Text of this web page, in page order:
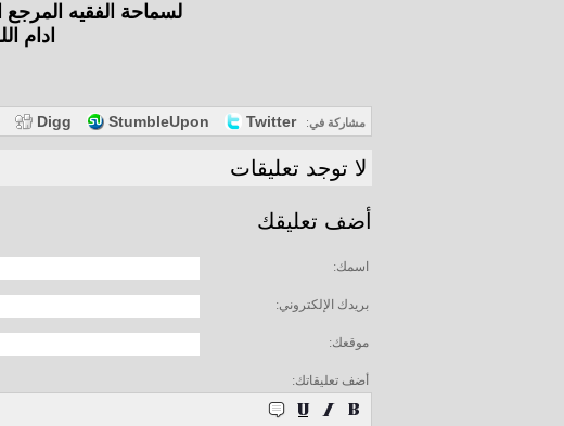
لسماحة الفقيه
ادام
Digg StumbleUpon Twitter :مشاركة في
لا توجد تعليقات
أضف تعليقك
اسمك:
بريدك الإلكتروني:
موقعك:
أضف تعليقاتك: